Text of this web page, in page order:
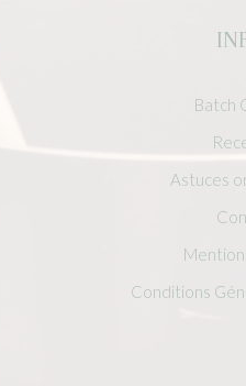
Batch
Astuces
Conditions